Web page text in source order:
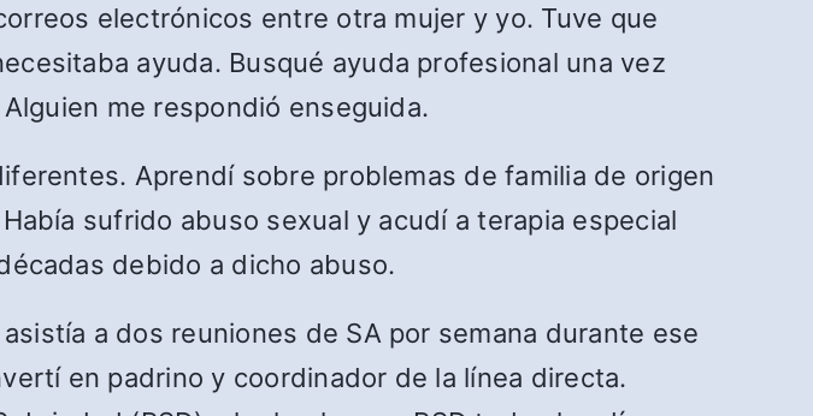
electrónicos entre otra mujer y yo. Tuve que
ayuda. Busqué ayuda profesional una vez
me respondió enseguida.
Aprendí sobre problemas de familia de origen
sufrido abuso sexual y acudí a terapia especial
debido a dicho abuso.
a dos reuniones de SA por semana durante ese
en padrino y coordinador de la línea directa.